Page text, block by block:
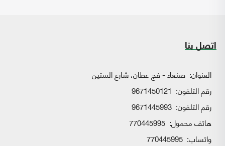
اتصل بنا
العنوان: صنعاء - فج عطان، شارع الستين
رقم التلفون: 9671450121
رقم التلفون: 9671445993
هاتف محمول: 770445995
واتساب: